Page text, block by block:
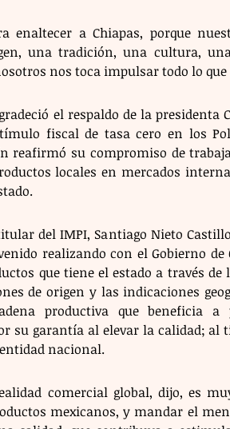
enaltecer a Chiapas, porque
una tradición, una cultura,
nos toca impulsar todo lo
el respaldo de la presidenta
fiscal de tasa cero en los
reafirmó su compromiso de
locales en mercados
del IMPI, Santiago Nieto
realizando con el Gobierno
que tiene el estado a través
de origen y las indicaciones
productiva que beneficia a
su garantía al elevar la calidad; al
nacional.
comercial global, dijo, es
mexicanos, y mandar el